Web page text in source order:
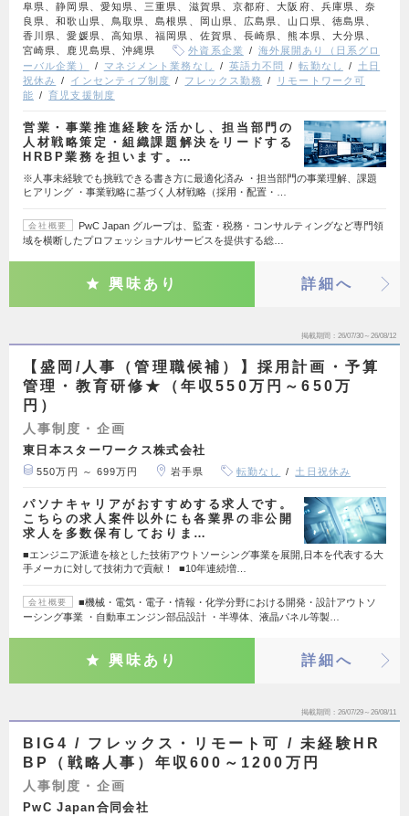
阜県、静岡県、愛知県、三重県、滋賀県、京都府、大阪府、兵庫県、奈
良県、和歌山県、鳥取県、島根県、岡山県、広島県、山口県、徳島県、
香川県、愛媛県、高知県、福岡県、佐賀県、長崎県、熊本県、大分県、
宮崎県、鹿児島県、沖縄県
外資系企業
海外展開あり（日系グロ
ーバル企業）
マネジメント業務なし 英語力不問 転勤なし
土日
祝休み
インセンティブ制度 フレックス勤務
リモートワーク可
能
育児支援制度
営業・事業推進経験を活かし、担当部門の
人材戦略策定・組織課題解決をリードする
HRBP業務を担います。…
※人事未経験でも挑戦できる書き方に最適化済み ・担当部門の事業理解、課題
ヒアリング ・事業戦略に基づく人材戦略（採用・配置・…
会社概要
PwC Japan グループは、監査・税務・コンサルティングなど専門領
域を横断したプロフェッショナルサービスを提供する総…
興味あり 詳細へ
掲載期間 26/07/30～26/08/12
【盛岡/人事（管理職候補）】採用計画・予算
管理・教育研修★（年収550万円～650万
円）
人事制度・企画
東日本スターワークス株式会社
550万円 ～ 699万円 岩手県 転勤なし 土日祝休み
パソナキャリアがおすすめする求人です。
こちらの求人案件以外にも各業界の非公開
求人を多数保有しておりま…
■エンジニア派遣を核とした技術アウトソーシング事業を展開,日本を代表する大
手メーカに対して技術力で貢献！ ■10年連続増…
会社概要
■機械・電気・電子・情報・化学分野における開発・設計アウトソ
ーシング事業 ・自動車エンジン部品設計 ・半導体、液晶パネル等製…
興味あり 詳細へ
掲載期間 26/07/29～26/08/11
BIG4 / フレックス・リモート可 / 未経験HR
BP（戦略人事）年収600～1200万円
人事制度・企画
PwC Japan合同会社